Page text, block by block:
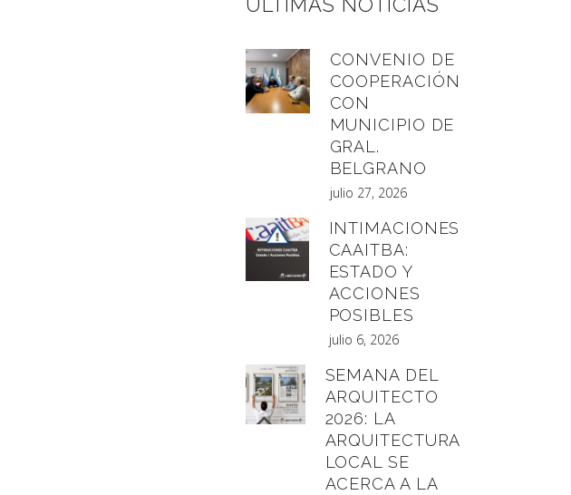
CONVENIO DE
COOPERACIÓN
CON
MUNICIPIO DE
GRAL.
BELGRANO
julio 27, 2026
INTIMACIONES
CAAITBA:
ESTADO Y
ACCIONES
POSIBLES
julio 6, 2026
SEMANA DEL
ARQUITECTO
2026: LA
ARQUITECTURA
LOCAL SE
ACERCA A LA